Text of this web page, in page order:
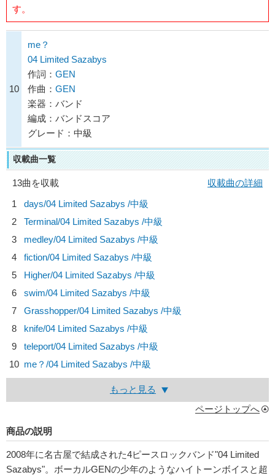
す。
10
me？
04 Limited Sazabys
作詞： GEN
作曲： GEN
楽器：バンド
編成：バンドスコア
グレード：中級
収載曲一覧
13曲を収載
収載曲の詳細
1
days/04 Limited Sazabys /中級
2
Terminal/04 Limited Sazabys /中級
3
medley/04 Limited Sazabys /中級
4
fiction/04 Limited Sazabys /中級
5
Higher/04 Limited Sazabys /中級
6
swim/04 Limited Sazabys /中級
7
Grasshopper/04 Limited Sazabys /中級
8
knife/04 Limited Sazabys /中級
9
teleport/04 Limited Sazabys /中級
10 me？/04 Limited Sazabys /中級
もっと見る
ページトップへ
商品の説明
2008年に名古屋で結成された4ピースロックバンド"04 Limited
Sazabys"。ボーカルGENの少年のようなハイトーンボイスと超